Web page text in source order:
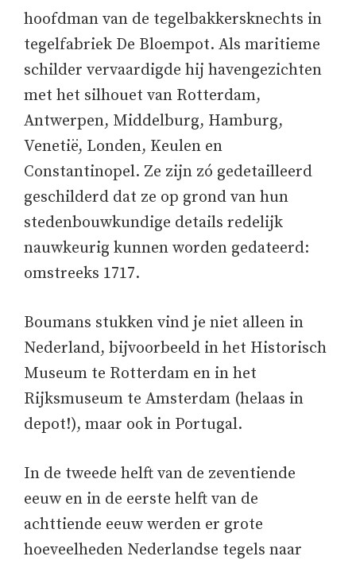
hoofdman van de tegelbakkersknechts in
tegelfabriek De Bloempot. Als maritieme
schilder vervaardigde hij havengezichten
met het silhouet van Rotterdam,
Antwerpen, Middelburg, Hamburg,
Venetië, Londen, Keulen en
Constantinopel. Ze zijn zó gedetailleerd
geschilderd dat ze op grond van hun
stedenbouwkundige details redelijk
nauwkeurig kunnen worden gedateerd:
omstreeks 1717.
Boumans stukken vind je niet alleen in
Nederland, bijvoorbeeld in het Historisch
Museum te Rotterdam en in het
Rijksmuseum te Amsterdam (helaas in
depot!), maar ook in Portugal.
In de tweede helft van de zeventiende
eeuw en in de eerste helft van de
achttiende eeuw werden er grote
hoeveelheden Nederlandse tegels naar